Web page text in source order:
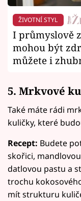
ŽIVOTNÍ STYL
I průmyslově
mohou být
můžete i
5. Mrkvové
Také máte rádi
kuličky, které
Recept: Budete
skořici,
datlovou pastu a
trochu
mít strukturu